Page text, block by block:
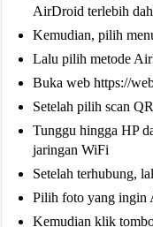
AirDroid terlebih
Kemudian, pilih
Lalu pilih metode
Buka web https://
Setelah pilih scan
Tunggu hingga HP
jaringan WiFi
Setelah terhubung,
Pilih foto yang ingin
Kemudian klik